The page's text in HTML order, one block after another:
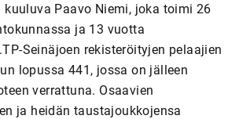
Paavo Niemi, joka toimi 26
ja 13 vuotta
Seinäjoen rekisteröityjen pelaajien
lopussa 441, jossa on jälleen
verrattuna. Osaavien
ja heidän taustajoukkojensa